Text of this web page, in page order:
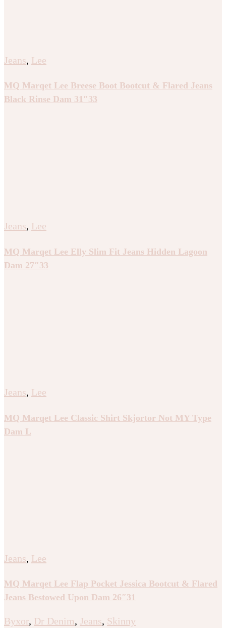
Jeans, Lee
MQ Marqet Lee Breese Boot Bootcut & Flared Jeans
Black Rinse Dam 31″33
Jeans, Lee
MQ Marqet Lee Elly Slim Fit Jeans Hidden Lagoon
Dam 27″33
Jeans, Lee
MQ Marqet Lee Classic Shirt Skjortor Not MY Type
Dam L
Jeans, Lee
MQ Marqet Lee Flap Pocket Jessica Bootcut & Flared
Jeans Bestowed Upon Dam 26″31
Byxor, Dr Denim, Jeans, Skinny